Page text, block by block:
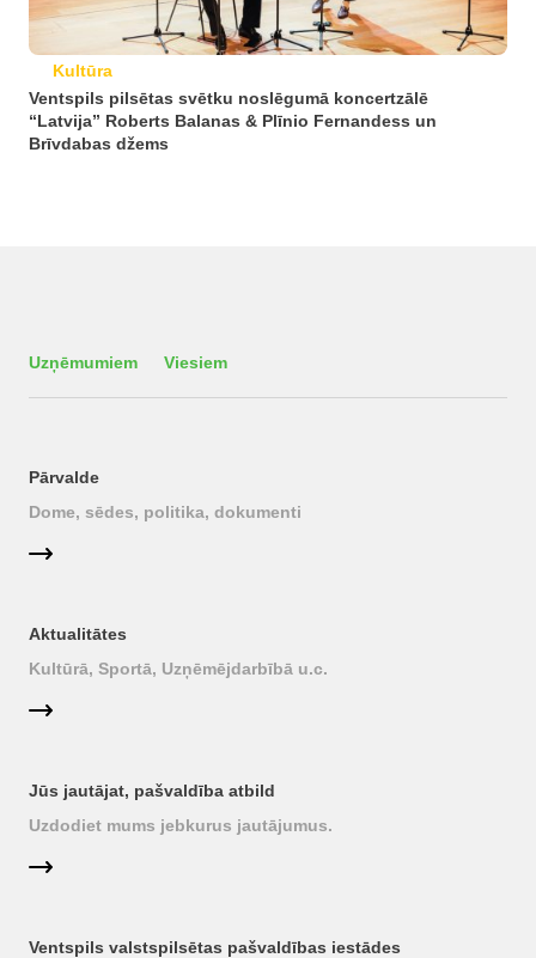
Kultūra
Ventspils pilsētas svētku noslēgumā koncertzālē
“Latvija” Roberts Balanas & Plīnio Fernandess un
Brīvdabas džems
Uzņēmumiem Viesiem
Pārvalde
Dome, sēdes, politika, dokumenti
Aktualitātes
Kultūrā, Sportā, Uzņēmējdarbībā u.c.
Jūs jautājat, pašvaldība atbild
Uzdodiet mums jebkurus jautājumus.
Ventspils valstspilsētas pašvaldības iestādes